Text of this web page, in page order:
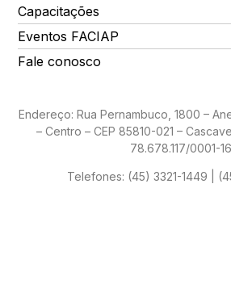
Capacitações
Eventos FACIAP
Fale conosco
Endereço: Rua Pernambuco, 1800 –
– Centro – CEP 85810-021 –
78.678.117/0001-16
Telefones: (45) 3321-1449 |